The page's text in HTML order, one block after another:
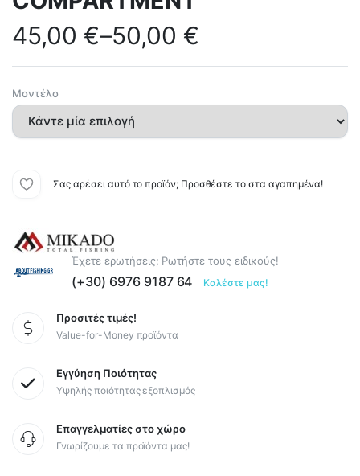
45,00 €–50,00 €
Μοντέλο
Σας αρέσει αυτό το προϊόν; Προσθέστε το στα αγαπημένα!
Έχετε ερωτήσεις; Ρωτήστε τους ειδικούς!
(+30) 6976 9187 64 Καλέστε μας!
Προσιτές τιμές!
Value-for-Money προϊόντα
Εγγύηση Ποιότητας
Υψηλής ποιότητας εξοπλισμός
Επαγγελματίες στο χώρο
Γνωρίζουμε τα προϊόντα μας!